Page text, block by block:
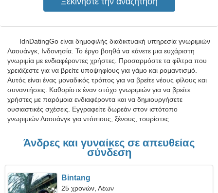
IdnDatingGo είναι δημοφιλής διαδικτυακή υπηρεσία γνωριμιών
Λαουάνγκ, Ινδονησία. Το έργο βοηθά να κάνετε μια ευχάριστη
γνωριμία με ενδιαφέροντες χρήστες. Προσαρμόστε τα φίλτρα που
χρειάζεστε για να βρείτε υποψηφίους για γάμο και ρομαντισμό.
Αυτός είναι ένας μοναδικός τρόπος για να βρείτε νέους φίλους και
συναντήσεις. Καθορίστε έναν στόχο γνωριμιών για να βρείτε
χρήστες με παρόμοια ενδιαφέροντα και να δημιουργήσετε
ουσιαστικές σχέσεις. Εγγραφείτε δωρεάν στον ιστότοπο
γνωριμιών Λαουάνγκ για ντόπιους, ξένους, τουρίστες.
Άνδρες και γυναίκες σε απευθείας
σύνδεση
Bintang
25 χρονών, Λέων